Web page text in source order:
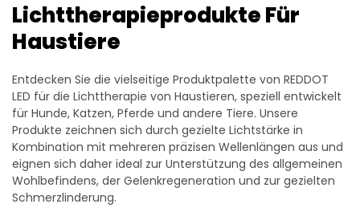
Lichttherapieprodukte Für
Haustiere
Entdecken Sie die vielseitige Produktpalette von REDDOT
LED für die Lichttherapie von Haustieren, speziell entwickelt
für Hunde, Katzen, Pferde und andere Tiere. Unsere
Produkte zeichnen sich durch gezielte Lichtstärke in
Kombination mit mehreren präzisen Wellenlängen aus und
eignen sich daher ideal zur Unterstützung des allgemeinen
Wohlbefindens, der Gelenkregeneration und zur gezielten
Schmerzlinderung.